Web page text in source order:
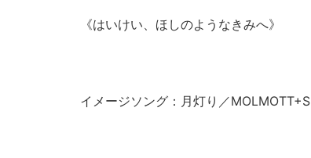
《はいけい、ほしのようなきみへ》
イメージソング：月灯り／MOLMOTT+S